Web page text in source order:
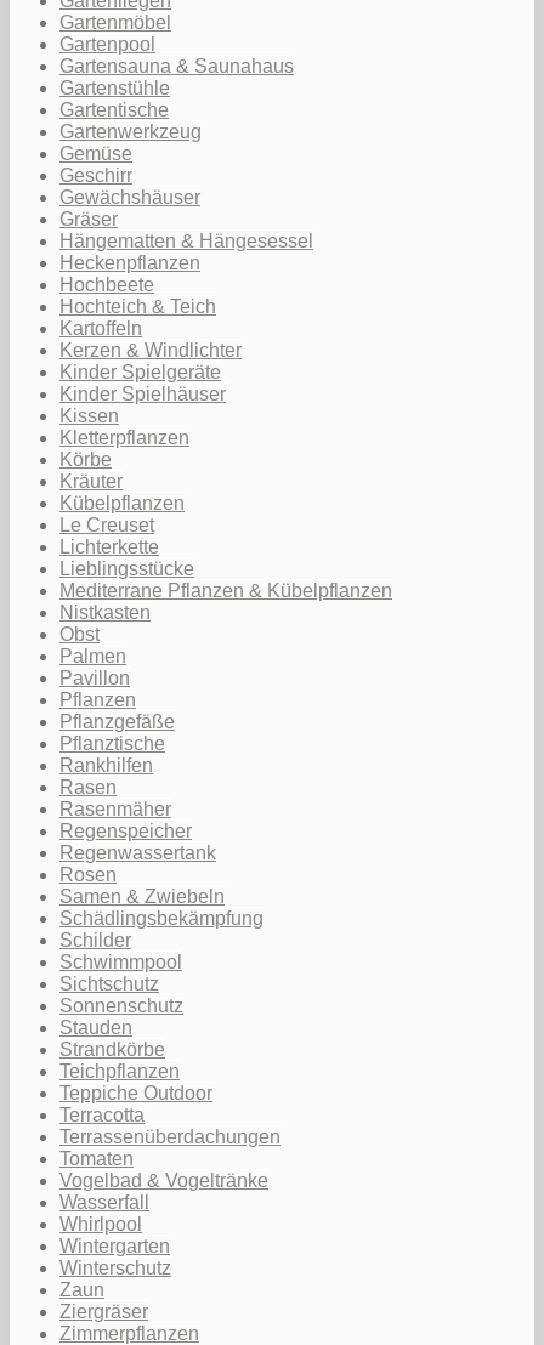
Gartenmöbel
Gartenpool
Gartensauna & Saunahaus
Gartenstühle
Gartentische
Gartenwerkzeug
Gemüse
Geschirr
Gewächshäuser
Gräser
Hängematten & Hängesessel
Heckenpflanzen
Hochbeete
Hochteich & Teich
Kartoffeln
Kerzen & Windlichter
Kinder Spielgeräte
Kinder Spielhäuser
Kissen
Kletterpflanzen
Körbe
Kräuter
Kübelpflanzen
Le Creuset
Lichterkette
Lieblingsstücke
Mediterrane Pflanzen & Kübelpflanzen
Nistkasten
Obst
Palmen
Pavillon
Pflanzen
Pflanzgefäße
Pflanztische
Rankhilfen
Rasen
Rasenmäher
Regenspeicher
Regenwassertank
Rosen
Samen & Zwiebeln
Schädlingsbekämpfung
Schilder
Schwimmpool
Sichtschutz
Sonnenschutz
Stauden
Strandkörbe
Teichpflanzen
Teppiche Outdoor
Terracotta
Terrassenüberdachungen
Tomaten
Vogelbad & Vogeltränke
Wasserfall
Whirlpool
Wintergarten
Winterschutz
Zaun
Ziergräser
Zimmerpflanzen